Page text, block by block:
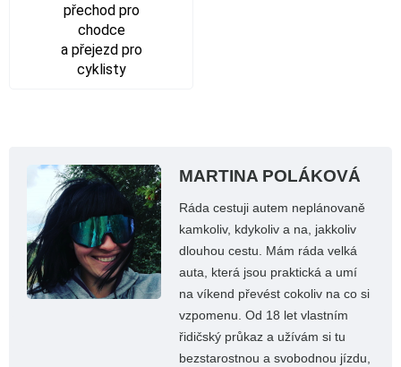
přechod pro
chodce
a přejezd pro
cyklisty
MARTINA POLÁKOVÁ
Ráda cestuji autem neplánovaně
kamkoliv, kdykoliv a na, jakkoliv
dlouhou cestu. Mám ráda velká
auta, která jsou praktická a umí
na víkend převést cokoliv na co si
vzpomenu. Od 18 let vlastním
řidičský průkaz a užívám si tu
bezstarostnou a svobodnou jízdu,